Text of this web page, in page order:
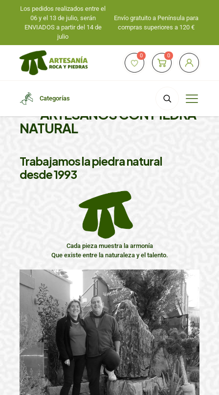
Los pedidos realizados entre el
06 y el 13 de julio, serán
ENVIADOS a partir del 14 de
julio
Envío gratuito a Península para
compras superiores a 120 €
0 0
Categorías
ARTESANOS CON PIEDRA
NATURAL
Trabajamos la piedra natural
desde 1993
Cada pieza muestra la armonía
Que existe entre la naturaleza y el talento.